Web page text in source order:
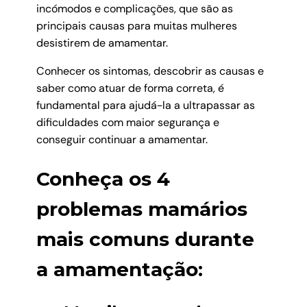
incómodos e complicações, que são as
principais causas para muitas mulheres
desistirem de amamentar.
Conhecer os sintomas, descobrir as causas e
saber como atuar de forma correta, é
fundamental para ajudá-la a ultrapassar as
dificuldades com maior segurança e
conseguir continuar a amamentar.
Conheça os 4
problemas mamários
mais comuns durante
a amamentação: